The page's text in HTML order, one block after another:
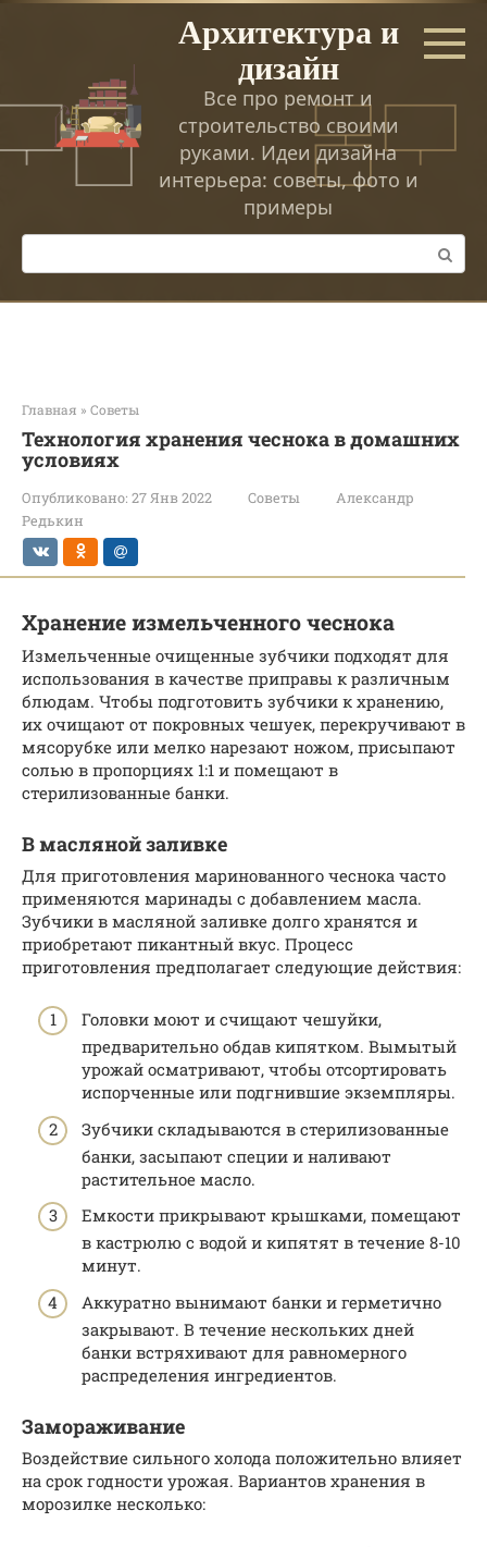
Перейти
Архитектура и
дизайн
Все про ремонт и
строительство своими
руками. Идеи дизайна
интерьера: советы, фото и
примеры
Поиск:
Главная » Советы
Технология хранения чеснока в домашних
условиях
Опубликовано: 27 Янв 2022 Советы
Александр
Редькин
Хранение измельченного чеснока
Измельченные очищенные зубчики подходят для
использования в качестве приправы к различным
блюдам. Чтобы подготовить зубчики к хранению,
их очищают от покровных чешуек, перекручивают в
мясорубке или мелко нарезают ножом, присыпают
солью в пропорциях 1:1 и помещают в
стерилизованные банки.
В масляной заливке
Для приготовления маринованного чеснока часто
применяются маринады с добавлением масла.
Зубчики в масляной заливке долго хранятся и
приобретают пикантный вкус. Процесс
приготовления предполагает следующие действия:
Головки моют и счищают чешуйки,
предварительно обдав кипятком. Вымытый
урожай осматривают, чтобы отсортировать
испорченные или подгнившие экземпляры.
Зубчики складываются в стерилизованные
банки, засыпают специи и наливают
растительное масло.
Емкости прикрывают крышками, помещают
в кастрюлю с водой и кипятят в течение 8-10
минут.
Аккуратно вынимают банки и герметично
закрывают. В течение нескольких дней
банки встряхивают для равномерного
распределения ингредиентов.
Замораживание
Воздействие сильного холода положительно влияет
на срок годности урожая. Вариантов хранения в
морозилке несколько: